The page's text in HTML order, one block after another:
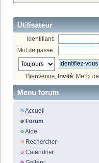
Utilisateur
Identifiant:
Mot de passe:
Bienvenue, Invité. Merci de
Menu forum
Accueil
Forum
Aide
Rechercher
Calendrier